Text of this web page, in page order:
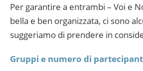
Per garantire a entrambi – Voi e
bella e ben organizzata, ci sono
suggeriamo di prendere in
Gruppi e numero di